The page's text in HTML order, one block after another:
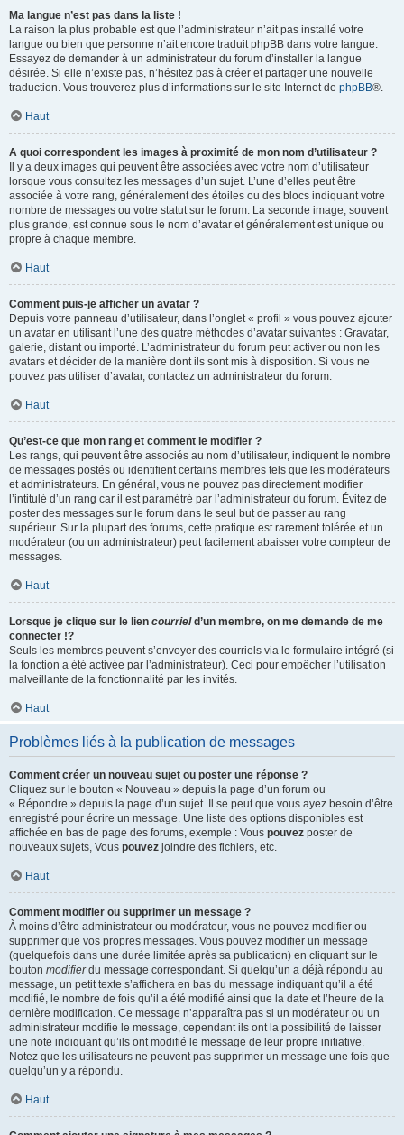
Ma langue n’est pas dans la liste !
La raison la plus probable est que l’administrateur n’ait pas installé votre
langue ou bien que personne n’ait encore traduit phpBB dans votre langue.
Essayez de demander à un administrateur du forum d’installer la langue
désirée. Si elle n’existe pas, n’hésitez pas à créer et partager une nouvelle
traduction. Vous trouverez plus d’informations sur le site Internet de phpBB®.
Haut
A quoi correspondent les images à proximité de mon nom d’utilisateur ?
Il y a deux images qui peuvent être associées avec votre nom d’utilisateur
lorsque vous consultez les messages d’un sujet. L’une d’elles peut être
associée à votre rang, généralement des étoiles ou des blocs indiquant votre
nombre de messages ou votre statut sur le forum. La seconde image, souvent
plus grande, est connue sous le nom d’avatar et généralement est unique ou
propre à chaque membre.
Haut
Comment puis-je afficher un avatar ?
Depuis votre panneau d’utilisateur, dans l’onglet « profil » vous pouvez ajouter
un avatar en utilisant l’une des quatre méthodes d’avatar suivantes : Gravatar,
galerie, distant ou importé. L’administrateur du forum peut activer ou non les
avatars et décider de la manière dont ils sont mis à disposition. Si vous ne
pouvez pas utiliser d’avatar, contactez un administrateur du forum.
Haut
Qu’est-ce que mon rang et comment le modifier ?
Les rangs, qui peuvent être associés au nom d’utilisateur, indiquent le nombre
de messages postés ou identifient certains membres tels que les modérateurs
et administrateurs. En général, vous ne pouvez pas directement modifier
l’intitulé d’un rang car il est paramétré par l’administrateur du forum. Évitez de
poster des messages sur le forum dans le seul but de passer au rang
supérieur. Sur la plupart des forums, cette pratique est rarement tolérée et un
modérateur (ou un administrateur) peut facilement abaisser votre compteur de
messages.
Haut
Lorsque je clique sur le lien courrield’un membre, on me demande de me
connecter !?
Seuls les membres peuvent s’envoyer des courriels via le formulaire intégré (si
la fonction a été activée par l’administrateur). Ceci pour empêcher l’utilisation
malveillante de la fonctionnalité par les invités.
Haut
Problèmes liés à la publication de messages
Comment créer un nouveau sujet ou poster une réponse ?
Cliquez sur le bouton « Nouveau » depuis la page d’un forum ou
« Répondre » depuis la page d’un sujet. Il se peut que vous ayez besoin d’être
enregistré pour écrire un message. Une liste des options disponibles est
affichée en bas de page des forums, exemple : Vous pouvez poster de
nouveaux sujets, Vous pouvez joindre des fichiers, etc.
Haut
Comment modifier ou supprimer un message ?
À moins d’être administrateur ou modérateur, vous ne pouvez modifier ou
supprimer que vos propres messages. Vous pouvez modifier un message
(quelquefois dans une durée limitée après sa publication) en cliquant sur le
bouton modifierdu message correspondant. Si quelqu’un a déjà répondu au
message, un petit texte s’affichera en bas du message indiquant qu’il a été
modifié, le nombre de fois qu’il a été modifié ainsi que la date et l’heure de la
dernière modification. Ce message n’apparaîtra pas si un modérateur ou un
administrateur modifie le message, cependant ils ont la possibilité de laisser
une note indiquant qu’ils ont modifié le message de leur propre initiative.
Notez que les utilisateurs ne peuvent pas supprimer un message une fois que
quelqu’un y a répondu.
Haut